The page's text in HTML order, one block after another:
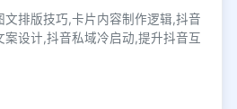
排版技巧,卡片内容制作逻辑,抖音
设计,抖音私域冷启动,提升抖音互